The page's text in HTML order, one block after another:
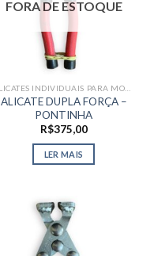
FORA DE ESTOQUE
ALICATE DUPLA FORÇA –
PONTINHA
R$375,00
LER MAIS